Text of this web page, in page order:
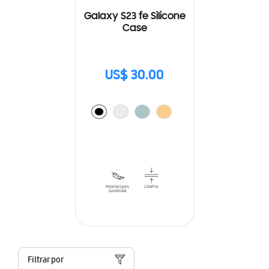
Galaxy S23 fe Silicone
Case
US$ 30.00
Filtrar por